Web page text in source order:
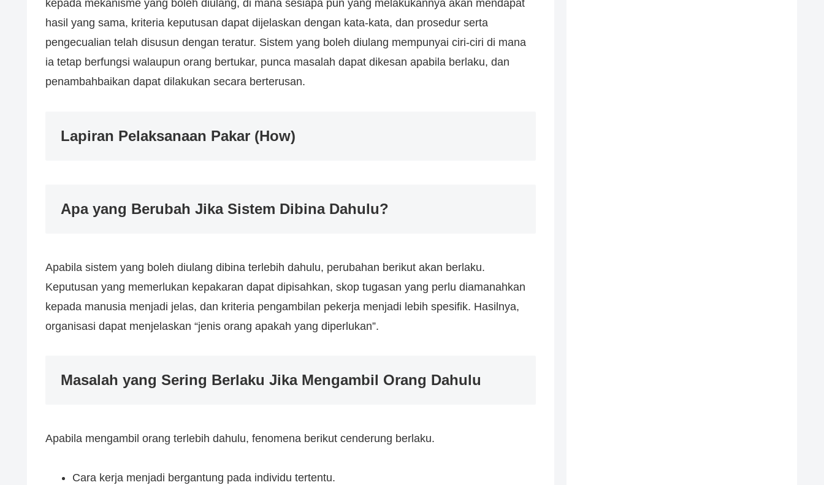
kepada mekanisme yang boleh diulang, di mana sesiapa pun yang melakukannya akan mendapat
hasil yang sama, kriteria keputusan dapat dijelaskan dengan kata-kata, dan prosedur serta
pengecualian telah disusun dengan teratur. Sistem yang boleh diulang mempunyai ciri-ciri di mana
ia tetap berfungsi walaupun orang bertukar, punca masalah dapat dikesan apabila berlaku, dan
penambahbaikan dapat dilakukan secara berterusan.
Lapiran Pelaksanaan Pakar (How)
Apa yang Berubah Jika Sistem Dibina Dahulu?
Apabila sistem yang boleh diulang dibina terlebih dahulu, perubahan berikut akan berlaku.
Keputusan yang memerlukan kepakaran dapat dipisahkan, skop tugasan yang perlu diamanahkan
kepada manusia menjadi jelas, dan kriteria pengambilan pekerja menjadi lebih spesifik. Hasilnya,
organisasi dapat menjelaskan “jenis orang apakah yang diperlukan”.
Masalah yang Sering Berlaku Jika Mengambil Orang Dahulu
Apabila mengambil orang terlebih dahulu, fenomena berikut cenderung berlaku.
Cara kerja menjadi bergantung pada individu tertentu.